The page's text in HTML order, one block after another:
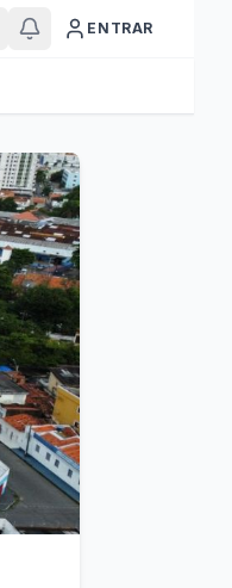
ENTRAR